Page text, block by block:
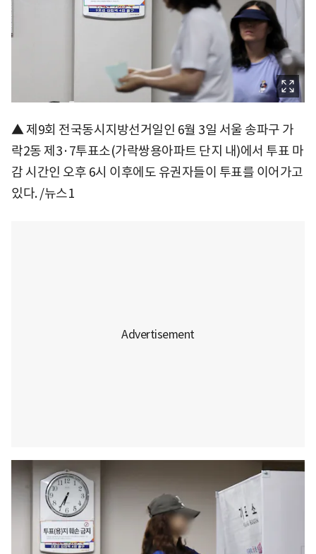
▲ 제9회 전국동시지방선거일인 6월 3일 서울 송파구 가
락2동 제3·7투표소(가락쌍용아파트 단지 내)에서 투표 마
감 시간인 오후 6시 이후에도 유권자들이 투표를 이어가고
있다. /뉴스1